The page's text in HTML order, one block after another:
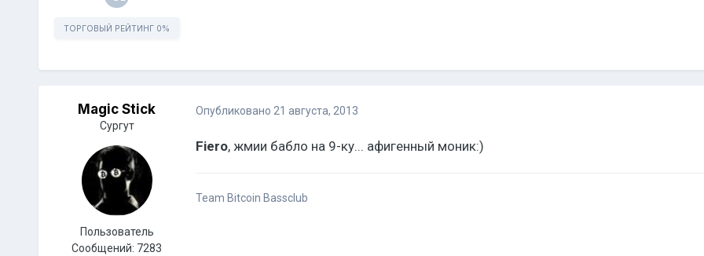
ТОРГОВЫЙ РЕЙТИНГ 0%
Magic Stick
Сургут
Пользователь
Сообщений: 7283
Опубликовано 21 августа, 2013
Fiero, жмии бабло на 9-ку... афигенный моник:)
Team Bitcoin Bassclub